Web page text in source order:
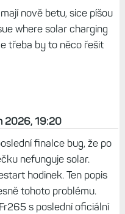
nově betu, sice píšou
where solar charging
třeba by to něco řešit
2026, 19:20
finalce bug, že po
nefunguje solar.
hodinek. Ten popis
tohoto problému.
s poslední oficiální